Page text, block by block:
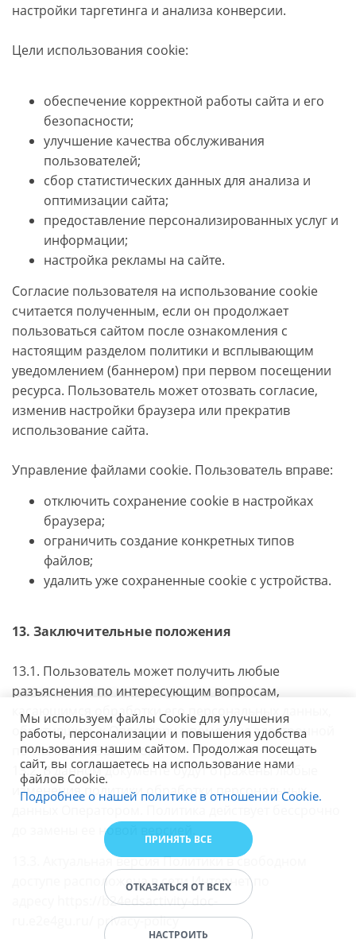
настройки таргетинга и анализа конверсии.
Цели использования cookie:
обеспечение корректной работы сайта и его
безопасности;
улучшение качества обслуживания
пользователей;
сбор статистических данных для анализа и
оптимизации сайта;
предоставление персонализированных услуг и
информации;
настройка рекламы на сайте.
Согласие пользователя на использование cookie
считается полученным, если он продолжает
пользоваться сайтом после ознакомления с
настоящим разделом политики и всплывающим
уведомлением (баннером) при первом посещении
ресурса. Пользователь может отозвать согласие,
изменив настройки браузера или прекратив
использование сайта.
Управление файлами cookie. Пользователь вправе:
отключить сохранение cookie в настройках
браузера;
ограничить создание конкретных типов
файлов;
удалить уже сохраненные cookie с устройства.
13. Заключительные положения
13.1. Пользователь может получить любые
разъяснения по интересующим вопросам,
касающимся обработки его персональных данных,
обратившись к Оператору с помощью электронной
почты info@23devs.com
13.2. В данном документе будут отражены любые
изменения политики обработки персональных
до замены ее новой версией.
13.3. Актуальная версия Политики в свободном
доступе расположена в сети Интернет по
https://b24edsactivity-doc-
privacy-policy
Мы используем файлы Cookie для улучшения
работы, персонализации и повышения удобства
пользования нашим сайтом. Продолжая посещать
сайт, вы соглашаетесь на использование нами
файлов Cookie.
Подробнее о нашей политике в отношении Cookie.
ПРИНЯТЬ ВСЕ
ОТКАЗАТЬСЯ ОТ ВСЕХ
НАСТРОИТЬ